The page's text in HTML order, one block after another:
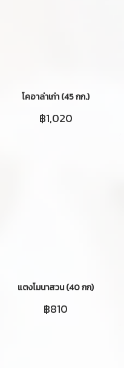
โคอาล่าเก่า (45 กก.)
฿1,020
แตงโมนาสวน (40 กก)
฿810